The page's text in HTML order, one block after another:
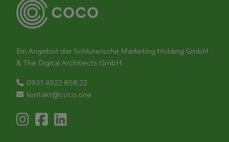
Ein Angebot der Schlütersche Marketing Holding GmbH
& The Digital Architects GmbH
0931 4522 858 22
kontakt@coco.one